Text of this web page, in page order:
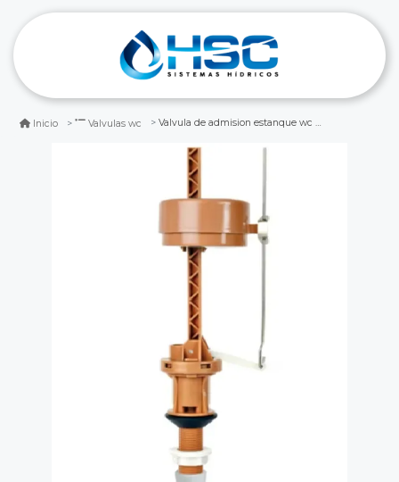
Inicio Valvulas wc Valvula de admision estanque wc 1/2 7/8 y 15/16